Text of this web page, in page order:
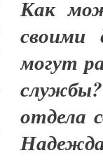
Как
могут
отдела